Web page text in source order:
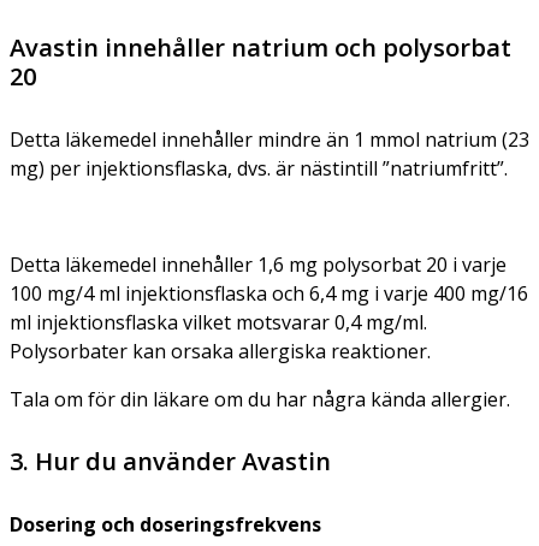
Avastin innehåller natrium och polysorbat
20
Detta läkemedel innehåller mindre än 1 mmol natrium (23
mg) per injektionsflaska, dvs. är nästintill ”natriumfritt”.
Detta läkemedel innehåller 1,6 mg polysorbat 20 i varje
100 mg/4 ml injektionsflaska och 6,4 mg i varje 400 mg/16
ml injektionsflaska vilket motsvarar 0,4 mg/ml.
Polysorbater kan orsaka allergiska reaktioner.
Tala om för din läkare om du har några kända allergier.
3. Hur du använder Avastin
Dosering och doseringsfrekvens